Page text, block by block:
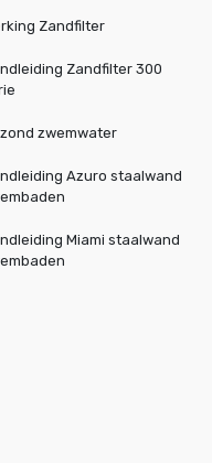
Zandfilter
Zandfilter 300
zwemwater
Azuro staalwand
Miami staalwand